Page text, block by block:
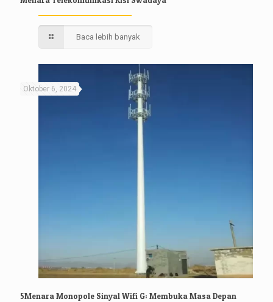
Baca lebih banyak
Oktober 6, 2024
5Menara Monopole Sinyal Wifi G: Membuka Masa Depan